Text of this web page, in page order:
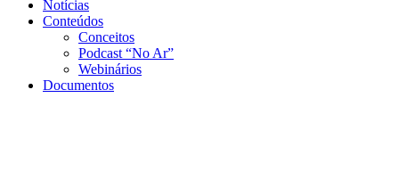
Notícias
Conteúdos
Conceitos
Podcast “No Ar”
Webinários
Documentos